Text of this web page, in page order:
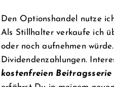
Den Optionshandel nutze
Als Stillhalter verkaufe ich
oder noch aufnehmen
Dividendenzahlungen.
kostenfreien